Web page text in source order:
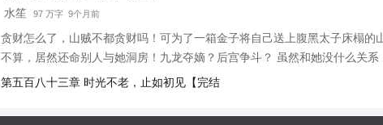
水笙 97 万字 9个月前
贪财怎么了，山贼不都贪财吗！可为了一箱金子将自己送上腹黑太子床榻
不算，居然还命别人与她洞房！九龙夺嫡？后宫争斗？ 虽然和她没什么关
叱咤宫廷，没有十里红妆八抬大轿，她宁愿继续去做那逍遥的贼大王！
第五百八十三章 时光不老，止如初见【完结